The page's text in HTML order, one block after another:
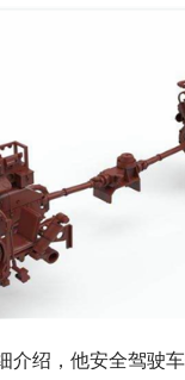
绍，他安全驾驶车